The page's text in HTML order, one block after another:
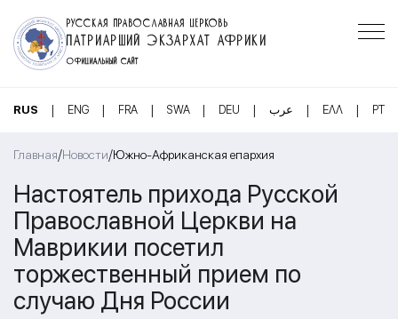
РУССКАЯ ПРАВОСЛАВНАЯ ЦЕРКОВЬ
ПАТРИАРШИЙ ЭКЗАРХАТ АФРИКИ
ОФИЦИАЛЬНЫЙ САЙТ
RUS | ENG | FRA | SWA | DEU | عرب | ΕΛΛ | PT
Главная/Новости/Южно-Африканская епархия
Настоятель прихода Русской
Православной Церкви на
Маврикии посетил
торжественный прием по
случаю Дня России